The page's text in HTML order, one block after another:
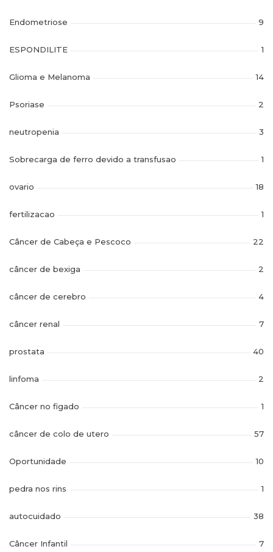
Endometriose 9
ESPONDILITE 1
Glioma e Melanoma 14
Psoriase 2
neutropenia 3
Sobrecarga de ferro devido a transfusao 1
ovario 18
fertilizacao 1
Câncer de Cabeça e Pescoco 22
câncer de bexiga 2
câncer de cerebro 4
câncer renal 7
prostata 40
linfoma 2
Câncer no figado 1
câncer de colo de utero 57
Oportunidade 10
pedra nos rins 1
autocuidado 38
Câncer Infantil 7